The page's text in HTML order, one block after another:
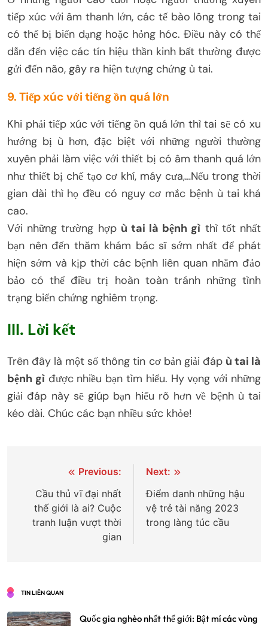
tiếp xúc với âm thanh lớn, các tế bào lông trong tai
có thể bị biến dạng hoặc hỏng hóc. Điều này có thể
dẫn đến việc các tín hiệu thần kinh bất thường được
gửi đến não, gây ra hiện tượng chứng ù tai.
9. Tiếp xúc với tiếng ồn quá lớn
Khi phải tiếp xúc với tiếng ồn quá lớn thì tai sẽ có xu
hướng bị ù hơn, đặc biệt với những người thường
xuyên phải làm việc với thiết bị có âm thanh quá lớn
như thiết bị chế tạo cơ khí, máy cưa,…Nếu trong thời
gian dài thì họ đều có nguy cơ mắc bệnh ù tai khá
cao.
Với những trường hợp ù tai là bệnh gì thì tốt nhất
bạn nên đến thăm khám bác sĩ sớm nhất để phát
hiện sớm và kịp thời các bệnh liên quan nhằm đảo
bảo có thể điều trị hoàn toàn tránh những tình
trạng biến chứng nghiêm trọng.
III. Lời kết
Trên đây là một số thông tin cơ bản giải đáp ù tai là
bệnh gìđược nhiều bạn tìm hiểu. Hy vọng với những
giải đáp này sẽ giúp bạn hiểu rõ hơn về bệnh ù tai
kéo dài. Chúc các bạn nhiều sức khỏe!
hướng
bài
Previous:
Cầu thủ vĩ đại nhất
thế giới là ai? Cuộc
tranh luận vượt thời
gian
Next:
Điểm danh những hậu
vệ trẻ tài năng 2023
trong làng túc cầu
TIN LIÊN QUAN
Quốc gia nghèo nhất thế giới: Bật mí các vùng